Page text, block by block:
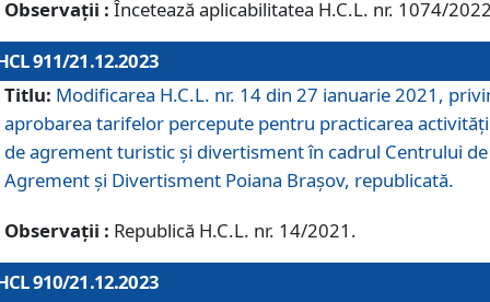
Observații : Încetează aplicabilitatea H.C.L. nr. 1074/
911/21.12.2023
Titlu: Modificarea H.C.L. nr. 14 din 27 ianuarie 2021,
aprobarea tarifelor percepute pentru practicarea
de agrement turistic și divertisment în cadrul Centrului de
Agrement și Divertisment Poiana Brașov, republicată.
Observații : Republică H.C.L. nr. 14/2021.
910/21.12.2023